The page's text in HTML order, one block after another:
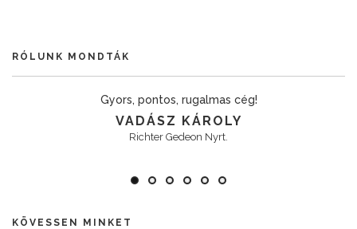
RÓLUNK MONDTÁK
Gyors, pontos, rugalmas cég!
VADÁSZ KÁROLY
Richter Gedeon Nyrt.
KÖVESSEN MINKET